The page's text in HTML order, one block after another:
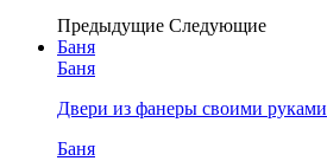
Предыдущие Следующие
Баня
Баня
Двери из фанеры своими руками
Баня